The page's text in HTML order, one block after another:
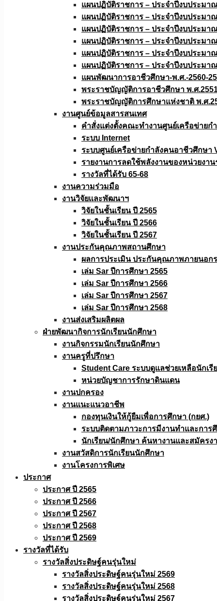
แผนปฏิบัติราชการ – ประจำปีงบประมา
แผนปฏิบัติราชการ – ประจำปีงบประมา
แผนปฏิบัติราชการ – ประจำปีงบประมา
แผนปฏิบัติราชการ – ประจำปีงบประมา
แผนปฏิบัติราชการ – ประจำปีงบประมา
แผนปฏิบัติราชการ – ประจำปีงบประมา
แผนพัฒนาการอาชีวศึกษา-พ.ศ.-2560-
พระราชบัญญัติการอาชีวศึกษา พ.ศ
พระราชบัญญัติการศึกษาแห่งชาติ พ.ศ
งานศูนย์ข้อมูลสารสนเทศ
คำสั่งแต่งตั้งคณะทำงานศูนย์เครือข่าย
ระบบ Internet
ระบบศูนย์เครือข่ายกำลังคนอาชีวศึกษา
รายงานการลดใช้พลังงานของหน่วยงา
รางวัลที่ได้รับ 65-68
งานความร่วมมือ
งานวิจัยเเละพัฒนาฯ
วิจัยในชั้นเรียน ปี 2565
วิจัยในชั้นเรียน ปี 2566
วิจัยในชั้นเรียน ปี 2567
งานประกันคุณภาพสถานศึกษา
ผลการประเมิน ประกันคุณภาพภายนอก
เล่ม Sar ปีการศึกษา 2565
เล่ม Sar ปีการศึกษา 2566
เล่ม Sar ปีการศึกษา 2567
เล่ม Sar ปีการศึกษา 2568
งานส่งเสริมผลิตผล
ฝ่ายพัฒนากิจการนักเรียนนักศึกษา
งานกิจกรรมนักเรียนนักศึกษา
งานครูที่ปรึกษา
Student Care ระบบดูแลช่วยเหลือนักเรี
หน่วยบัญชาการรักษาดินแดน
งานปกครอง
งานแนะแนวอาชีพ
กองทุนเงินให้กู้ยืมเพื่อการศึกษา (กยศ.)
ระบบติดตามภาวะการมีงานทำและการ
นักเรียน/นักศึกษา ค้นหางานและสมัครง
งานสวัสดิการนักเรียนนักศึกษา
งานโครงการพิเศษ
ประกาศ
ประกาศ ปี 2565
ประกาศ ปี 2566
ประกาศ ปี 2567
ประกาศ ปี 2568
ประกาศ ปี 2569
รางวัลที่ได้รับ
รางวัลสิ่งประดิษฐ์คนรุ่นใหม่
รางวัลสิ่งประดิษฐ์คนรุ่นใหม่ 2569
รางวัลสิ่งประดิษฐ์คนรุ่นใหม่ 2568
รางวัลสิ่งประดิษฐ์คนรุ่นใหม่ 2567